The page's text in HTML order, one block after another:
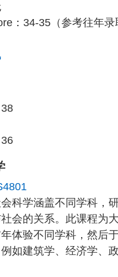
：34-35（参考往年录
科学涵盖不同学科，
会的关系。此课程为
体验不同学科，然后
如建筑学、经济学、